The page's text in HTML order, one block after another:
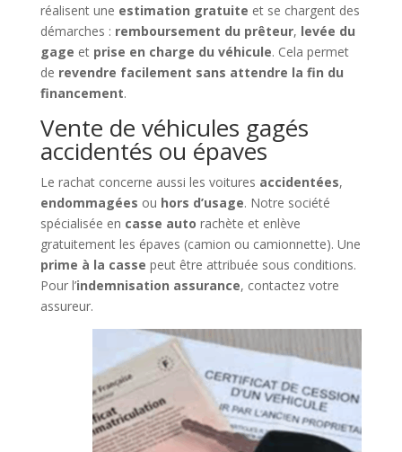
réalisent une estimation gratuite et se chargent des
démarches : remboursement du prêteur, levée du
gage et prise en charge du véhicule. Cela permet
de revendre facilement sans attendre la fin du
financement.
Vente de véhicules gagés
accidentés ou épaves
Le rachat concerne aussi les voitures accidentées,
endommagées ou hors d’usage. Notre société
spécialisée en casse auto rachète et enlève
gratuitement les épaves (camion ou camionnette). Une
prime à la casse peut être attribuée sous conditions.
Pour l’indemnisation assurance, contactez votre
assureur.